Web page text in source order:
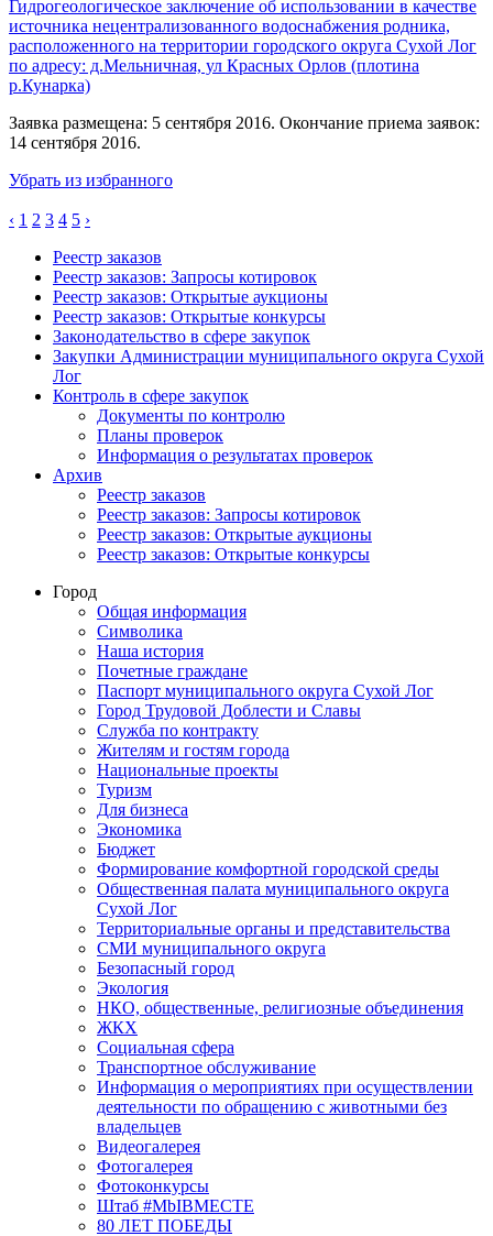
Гидрогеологическое заключение об использовании в качестве
источника нецентрализованного водоснабжения родника,
расположенного на территории городского округа Сухой Лог
по адресу: д.Мельничная, ул Красных Орлов (плотина
р.Кунарка)
Заявка размещена: 5 сентября 2016. Окончание приема заявок:
14 сентября 2016.
Убрать из избранного
‹ 1 2 3 4 5 ›
Реестр заказов
Реестр заказов: Запросы котировок
Реестр заказов: Открытые аукционы
Реестр заказов: Открытые конкурсы
Законодательство в сфере закупок
Закупки Администрации муниципального округа Сухой
Лог
Контроль в сфере закупок
Документы по контролю
Планы проверок
Информация о результатах проверок
Архив
Реестр заказов
Реестр заказов: Запросы котировок
Реестр заказов: Открытые аукционы
Реестр заказов: Открытые конкурсы
Город
Общая информация
Символика
Наша история
Почетные граждане
Паспорт муниципального округа Сухой Лог
Город Трудовой Доблести и Славы
Служба по контракту
Жителям и гостям города
Национальные проекты
Туризм
Для бизнеса
Экономика
Бюджет
Формирование комфортной городской среды
Общественная палата муниципального округа
Сухой Лог
Территориальные органы и представительства
СМИ муниципального округа
Безопасный город
Экология
НКО, общественные, религиозные объединения
ЖКХ
Социальная сфера
Транспортное обслуживание
Информация о мероприятиях при осуществлении
деятельности по обращению с животными без
владельцев
Видеогалерея
Фотогалерея
Фотоконкурсы
Штаб #MbIBMECTE
80 ЛЕТ ПОБЕДЫ